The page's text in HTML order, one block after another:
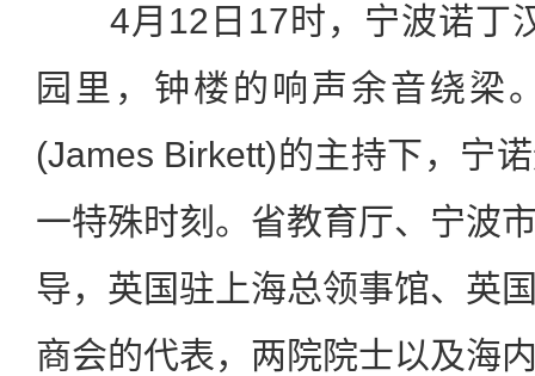
4月12日17时，宁波诺丁汉
园里，钟楼的响声余音绕梁
(James Birkett)的主持下，宁
一特殊时刻。省教育厅、宁波
导，英国驻上海总领事馆、英
商会的代表，两院院士以及海